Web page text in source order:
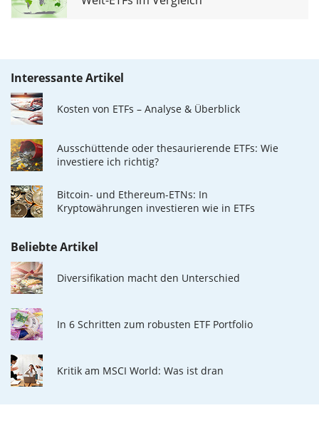
Interessante Artikel
Kosten von ETFs – Analyse & Überblick
Ausschüttende oder thesaurierende ETFs: Wie
investiere ich richtig?
Bitcoin- und Ethereum-ETNs: In
Kryptowährungen investieren wie in ETFs
Beliebte Artikel
Diversifikation macht den Unterschied
In 6 Schritten zum robusten ETF Portfolio
Kritik am MSCI World: Was ist dran